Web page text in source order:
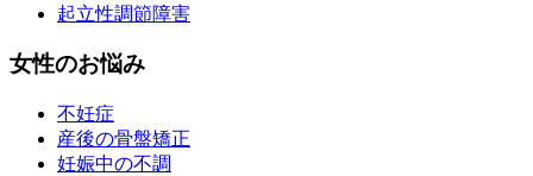
起立性調節障害
女性のお悩み
不妊症
産後の骨盤矯正
妊娠中の不調